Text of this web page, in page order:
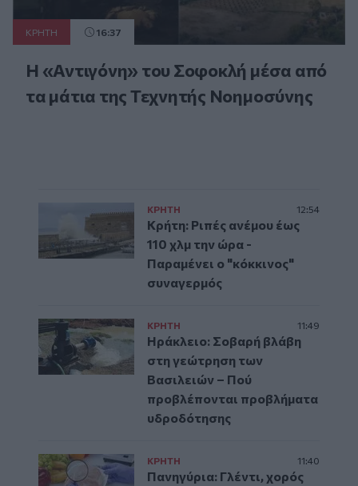
ΚΡΗΤΗ 16:37
Η «Αντιγόνη» του Σοφοκλή μέσα από
τα μάτια της Τεχνητής Νοημοσύνης
ΚΡΗΤΗ 12:54
Κρήτη: Ριπές ανέμου έως
110 χλμ την ώρα -
Παραμένει ο "κόκκινος"
συναγερμός
ΚΡΗΤΗ 11:49
Ηράκλειο: Σοβαρή βλάβη
στη γεώτρηση των
Βασιλειών – Πού
προβλέπονται προβλήματα
υδροδότησης
ΚΡΗΤΗ 11:40
Πανηγύρια: Γλέντι, χορός